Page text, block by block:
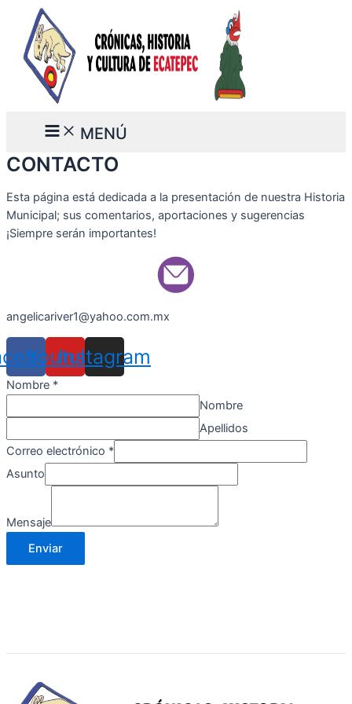
contenido
Main
Menu MENÚ
CONTACTO
Esta página está dedicada a la presentación de nuestra Historia
Municipal; sus comentarios, aportaciones y sugerencias
¡Siempre serán importantes!
angelicariver1@yahoo.com.mx
Youtube
Instagram
Nombre *
Nombre
Apellidos
Correo electrónico *
Asunto
Mensaje
Enviar